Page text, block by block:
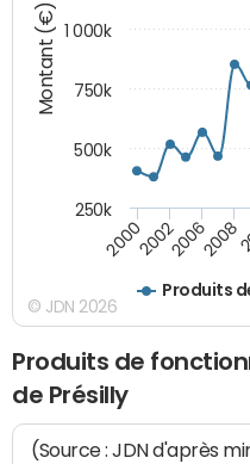
Montant (€)
Produits
2000200220062008
250k
500k
750k
1 000k
© JDN 2026
Produits de
de Présilly
(Source : JDN d'après